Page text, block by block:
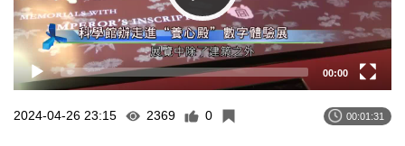
00:00
2024-04-26 23:15 2369 0 00:01:31